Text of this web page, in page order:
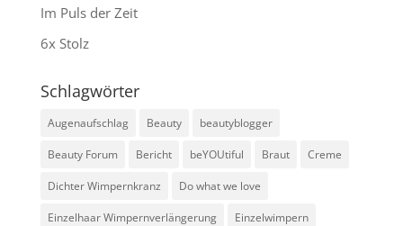
Im Puls der Zeit
6x Stolz
Schlagwörter
Augenaufschlag Beauty beautyblogger
Beauty Forum Bericht beYOUtiful Braut Creme
Dichter Wimpernkranz Do what we love
Einzelhaar Wimpernverlängerung Einzelwimpern